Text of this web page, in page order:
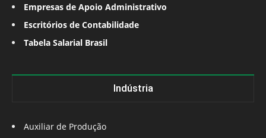
Empresas de Apoio Administrativo
Escritórios de Contabilidade
Tabela Salarial Brasil
Indústria
Auxiliar de Produção